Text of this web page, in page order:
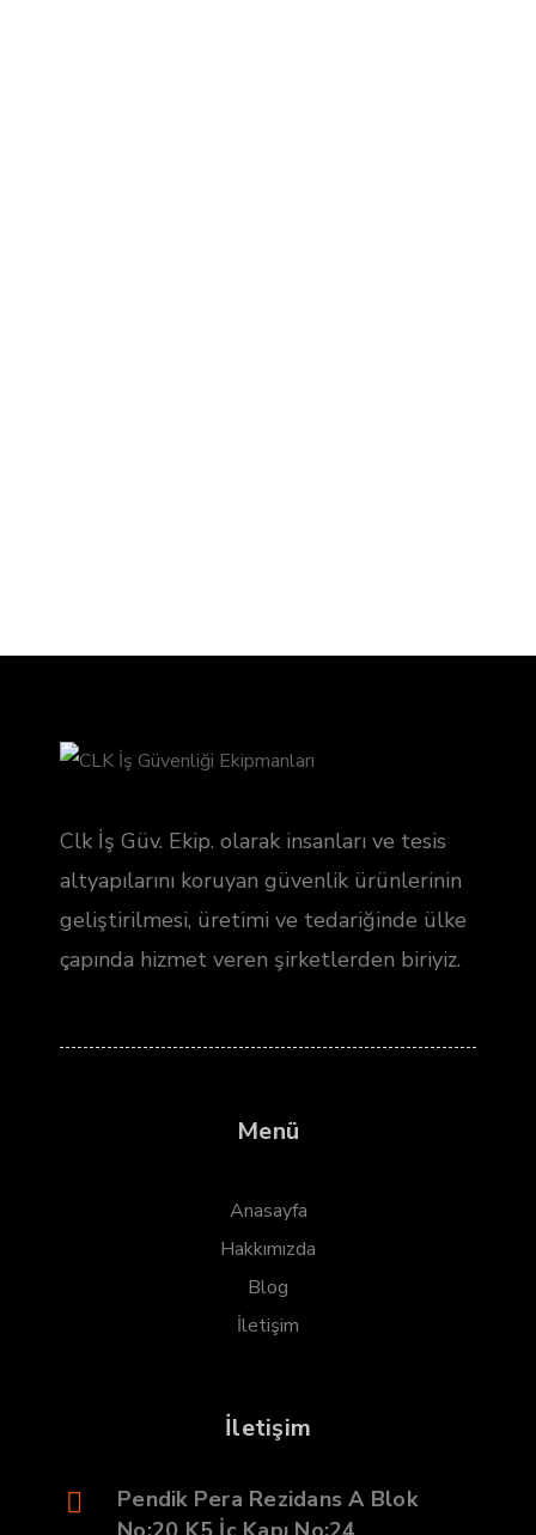
Clk İş Güv. Ekip. olarak insanları ve tesis
altyapılarını koruyan güvenlik ürünlerinin
geliştirilmesi, üretimi ve tedariğinde ülke
çapında hizmet veren şirketlerden biriyiz.
Menü
Anasayfa
Hakkımızda
Blog
İletişim
İletişim
Pendik Pera Rezidans A Blok